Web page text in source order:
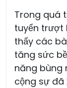
Trong quá
tuyển trượt
thấy các
tăng sức
năng bùng
cộng sự đã